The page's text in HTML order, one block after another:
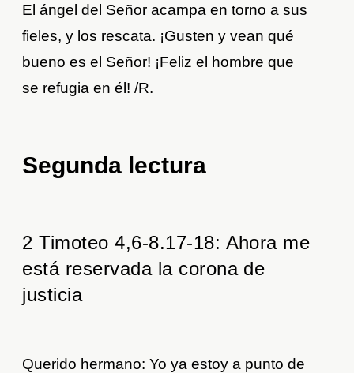
El ángel del Señor acampa en torno a sus
fieles, y los rescata. ¡Gusten y vean qué
bueno es el Señor! ¡Feliz el hombre que
se refugia en él! /R.
Segunda lectura
2 Timoteo 4,6-8.17-18: Ahora me
está reservada la corona de
justicia
Querido hermano: Yo ya estoy a punto de